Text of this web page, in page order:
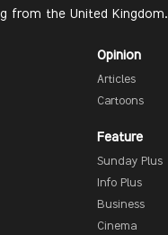
from the United Kingdom.
Opinion
Articles
Cartoons
Feature
Sunday Plus
Info Plus
Business
Cinema